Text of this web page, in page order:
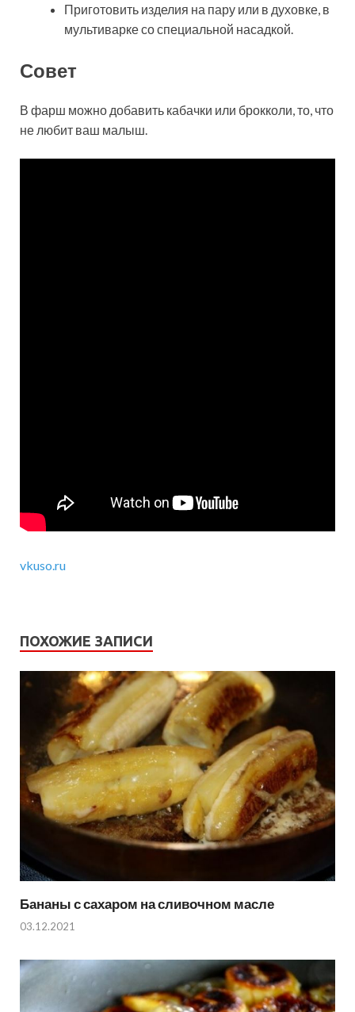
Приготовить изделия на пару или в духовке, в
мультиварке со специальной насадкой.
Совет
В фарш можно добавить кабачки или брокколи, то, что
не любит ваш малыш.
vkuso.ru
ПОХОЖИЕ ЗАПИСИ
Бананы с сахаром на сливочном масле
03.12.2021